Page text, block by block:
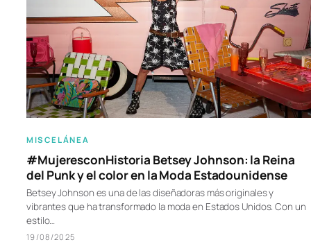
MISCELÁNEA
#MujeresconHistoria Betsey Johnson: la Reina
del Punk y el color en la Moda Estadounidense
Betsey Johnson es una de las diseñadoras más originales y
vibrantes que ha transformado la moda en Estados Unidos. Con un
estilo…
19/08/2025